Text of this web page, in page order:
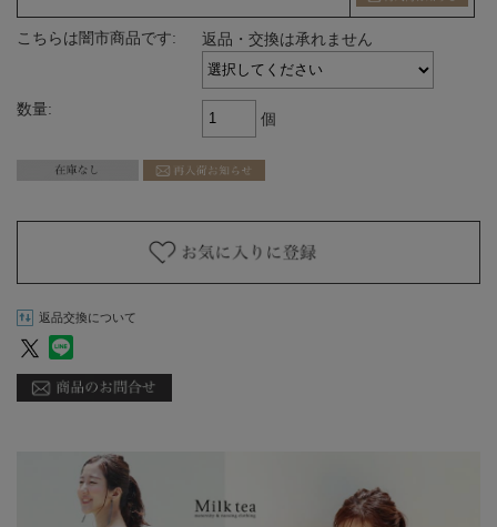
こちらは闇市商品です: 返品・交換は承れません
数量:
個
返品交換について